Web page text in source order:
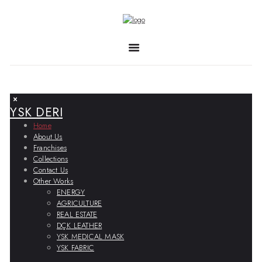
YSK DERI
Home
About Us
Franchises
Collections
Contact Us
Other Works
ENERGY
AGRICULTURE
REAL ESTATE
DÇK LEATHER
YSK MEDICAL MASK
YSK FABRIC